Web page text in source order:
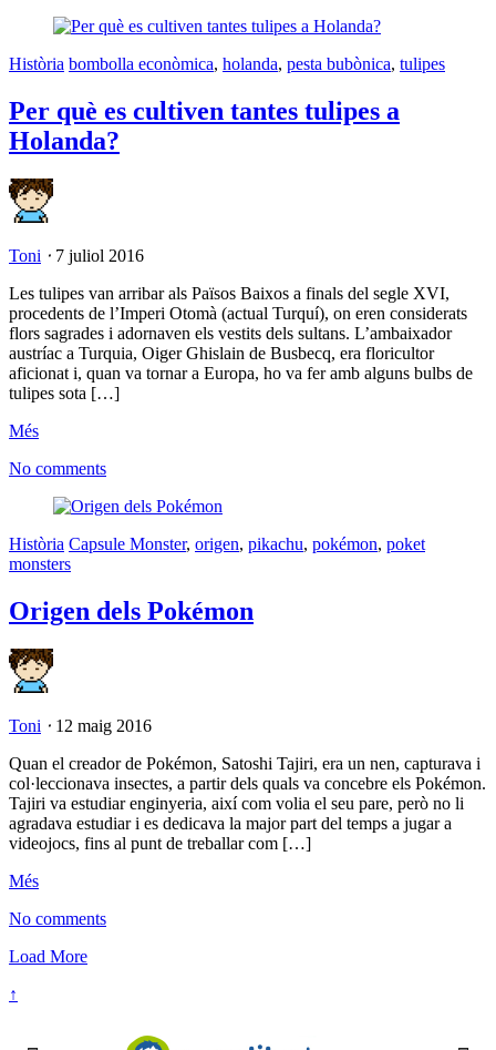
Història bombolla econòmica, holanda, pesta bubònica, tulipes
Per què es cultiven tantes tulipes a
Holanda?
Toni ⋅ 7 juliol 2016
Les tulipes van arribar als Països Baixos a finals del segle XVI,
procedents de l’Imperi Otomà (actual Turquí), on eren considerats
flors sagrades i adornaven els vestits dels sultans. L’ambaixador
austríac a Turquia, Oiger Ghislain de Busbecq, era floricultor
aficionat i, quan va tornar a Europa, ho va fer amb alguns bulbs de
tulipes sota […]
Més
No comments
Història Capsule Monster, origen, pikachu, pokémon, poket
monsters
Origen dels Pokémon
Toni ⋅ 12 maig 2016
Quan el creador de Pokémon, Satoshi Tajiri, era un nen, capturava i
col·leccionava insectes, a partir dels quals va concebre els Pokémon.
Tajiri va estudiar enginyeria, així com volia el seu pare, però no li
agradava estudiar i es dedicava la major part del temps a jugar a
videojocs, fins al punt de treballar com […]
Més
No comments
Load More
↑